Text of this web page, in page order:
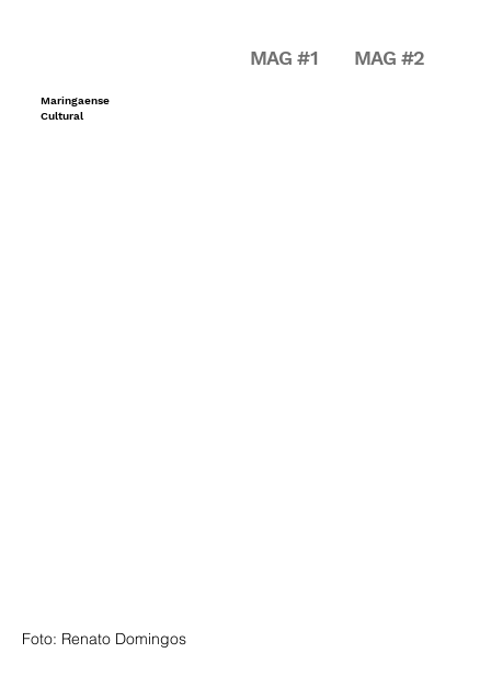
MAG #1 MAG #2
Maringaense
Cultural
Foto: Renato Domingos